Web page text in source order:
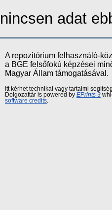
nincsen adat
A repozitórium felhasználó-
a BGE felsőfokú képzései
Magyar Állam támogatásával.
Itt kérhet technikai vagy tartalmi
Dolgozattár is powered by EPrints 3
software credits